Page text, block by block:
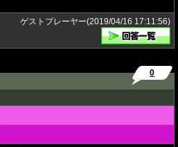
ゲストプレーヤー(2019/04/16 17:11:56)
0